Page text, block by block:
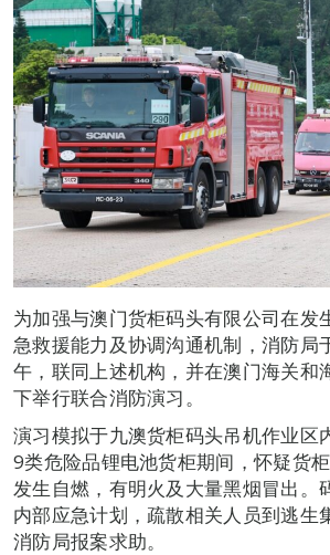
为加强与澳门货柜码头有限公司在发
急救援能力及协调沟通机制，消防局
午，联同上述机构，并在澳门海关和
下举行联合消防演习。
演习模拟于九澳货柜码头吊机作业区
9类危险品锂电池货柜期间，怀疑货
发生自燃，有明火及大量黑烟冒出。
内部应急计划，疏散相关人员到逃生
消防局报案求助。